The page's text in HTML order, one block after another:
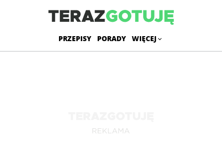
PRZEPISY PORADY WIĘCEJ